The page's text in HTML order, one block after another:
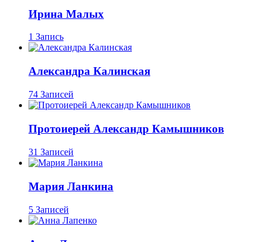
Ирина Малых
1 Запись
Александра Калинская
74 Записей
Протоиерей Александр Камышников
31 Записей
Мария Ланкина
5 Записей